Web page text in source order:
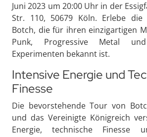
Juni 2023 um 20:00 Uhr in der
Str. 110, 50679 Köln. Erlebe die
Botch, die für ihren einzigartigen
Punk, Progressive Metal und
Experimenten bekannt ist.
Intensive Energie und
Finesse
Die bevorstehende Tour von
und das Vereinigte Königreich
Energie, technische Finesse